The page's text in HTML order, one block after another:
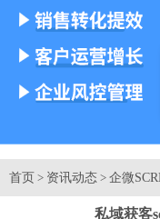
首页 > 资讯动态 > 企微
私域获客